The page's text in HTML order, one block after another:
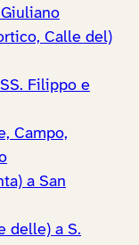
Calle del)
Filippo e
Campo,
a San
delle) a S.